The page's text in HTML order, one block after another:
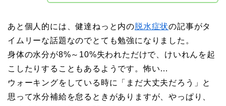
あと個人的には、健達ねっと内の脱水症状の記事がタ
イムリーな話題なのでとても勉強になりました。
身体の水分が8%～10%失われただけで、けいれんを起
こしたりすることもあるようです。怖い…
ウォーキングをしている時に「まだ大丈夫だろう」と
思って水分補給を怠るときがありますが、やっぱり、